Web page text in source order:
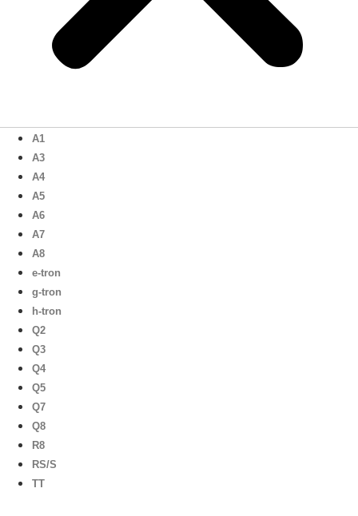
A1
A3
A4
A5
A6
A7
A8
e-tron
g-tron
h-tron
Q2
Q3
Q4
Q5
Q7
Q8
R8
RS/S
TT